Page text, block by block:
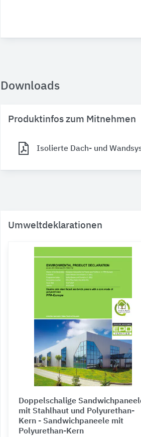
Downloads
Produktinfos zum Mitnehmen
Isolierte Dach- und
Umweltdeklarationen
Doppelschalige
mit Stahlhaut und Polyurethan-
Kern - Sandwichpaneele mit
Polyurethan-Kern